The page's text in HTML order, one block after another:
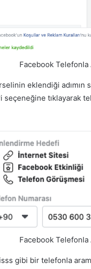
Facebook Telefonla
eklendiği adımın
tıklayarak
Facebook Telefonla
gibi bir telefonla